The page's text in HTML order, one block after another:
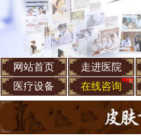
网站首页 走进医院
医疗设备
在线咨询